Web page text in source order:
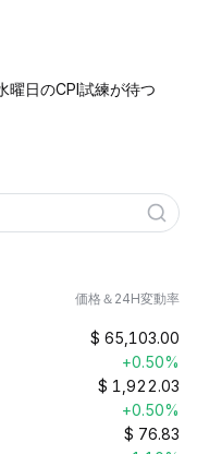
曜日のCPI試練が待つ
価格＆24H変動率
$ 65,103.00
+0.50%
$ 1,922.03
+0.50%
$ 76.83